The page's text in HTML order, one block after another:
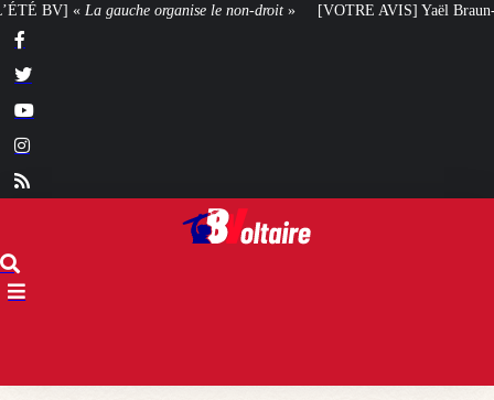
le non-droit» [VOTRE AVIS] Yaël Braun-Pivet doit-elle renoncer